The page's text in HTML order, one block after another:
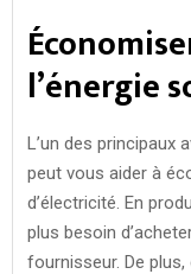
l’énergie
L’un des principaux
peut vous aider à
d’électricité. En
plus besoin
fournisseur. De